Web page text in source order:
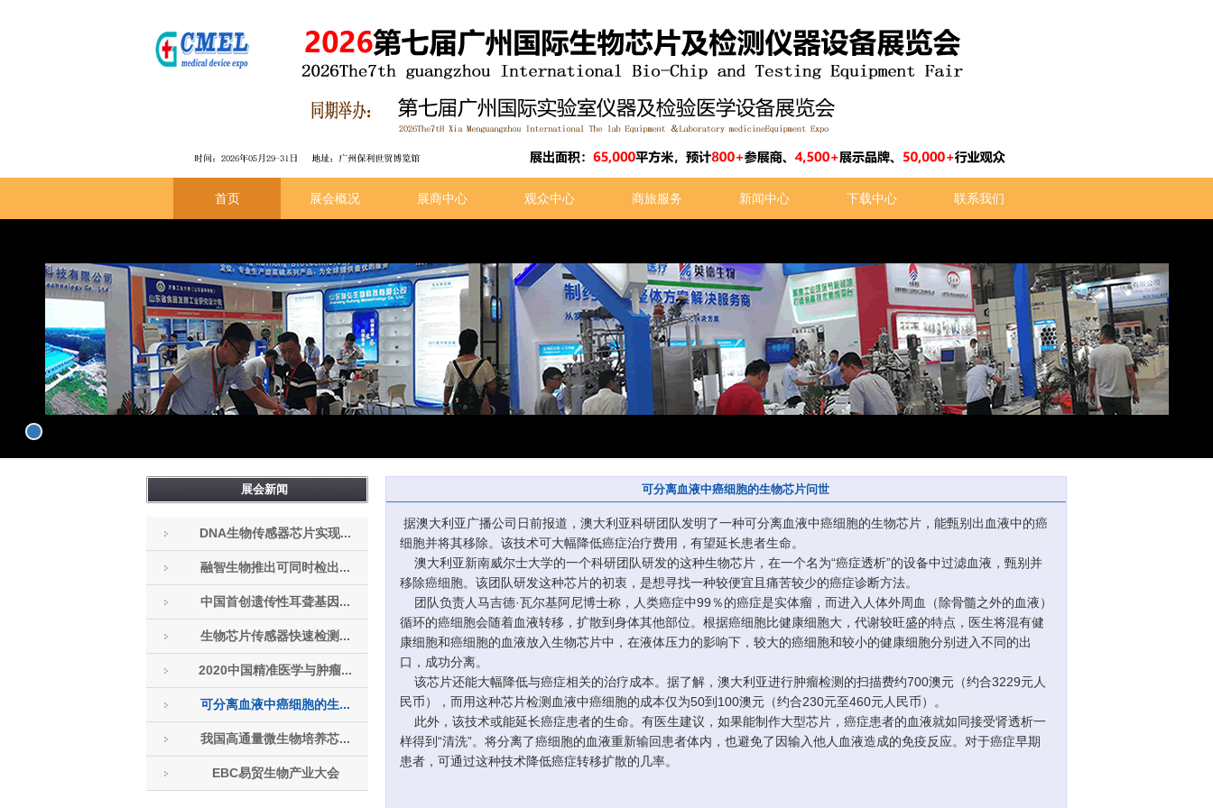
首页 展会概况 展商中心 观众中心 商旅服务 新闻中心 下载中心 联系我们
展会新闻
DNA生物传感器芯片实现...
融智生物推出可同时检出...
中国首创遗传性耳聋基因...
生物芯片传感器快速检测...
2020中国精准医学与肿瘤...
可分离血液中癌细胞的生...
我国高通量微生物培养芯...
EBC易贸生物产业大会
可分离血液中癌细胞的生物芯片问世
据澳大利亚广播公司日前报道，澳大利亚科研团队发明了一种可分离血液中癌细胞的生物芯片，能甄别出血液中的癌
细胞并将其移除。该技术可大幅降低癌症治疗费用，有望延长患者生命。
澳大利亚新南威尔士大学的一个科研团队研发的这种生物芯片，在一个名为“癌症透析”的设备中过滤血液，甄别并
移除癌细胞。该团队研发这种芯片的初衷，是想寻找一种较便宜且痛苦较少的癌症诊断方法。
团队负责人马吉德·瓦尔基阿尼博士称，人类癌症中99％的癌症是实体瘤，而进入人体外周血（除骨髓之外的血液）
循环的癌细胞会随着血液转移，扩散到身体其他部位。根据癌细胞比健康细胞大，代谢较旺盛的特点，医生将混有健
康细胞和癌细胞的血液放入生物芯片中，在液体压力的影响下，较大的癌细胞和较小的健康细胞分别进入不同的出
口，成功分离。
该芯片还能大幅降低与癌症相关的治疗成本。据了解，澳大利亚进行肿瘤检测的扫描费约700澳元（约合3229元人
民币），而用这种芯片检测血液中癌细胞的成本仅为50到100澳元（约合230元至460元人民币）。
此外，该技术或能延长癌症患者的生命。有医生建议，如果能制作大型芯片，癌症患者的血液就如同接受肾透析一
样得到“清洗”。将分离了癌细胞的血液重新输回患者体内，也避免了因输入他人血液造成的免疫反应。对于癌症早期
患者，可通过这种技术降低癌症转移扩散的几率。